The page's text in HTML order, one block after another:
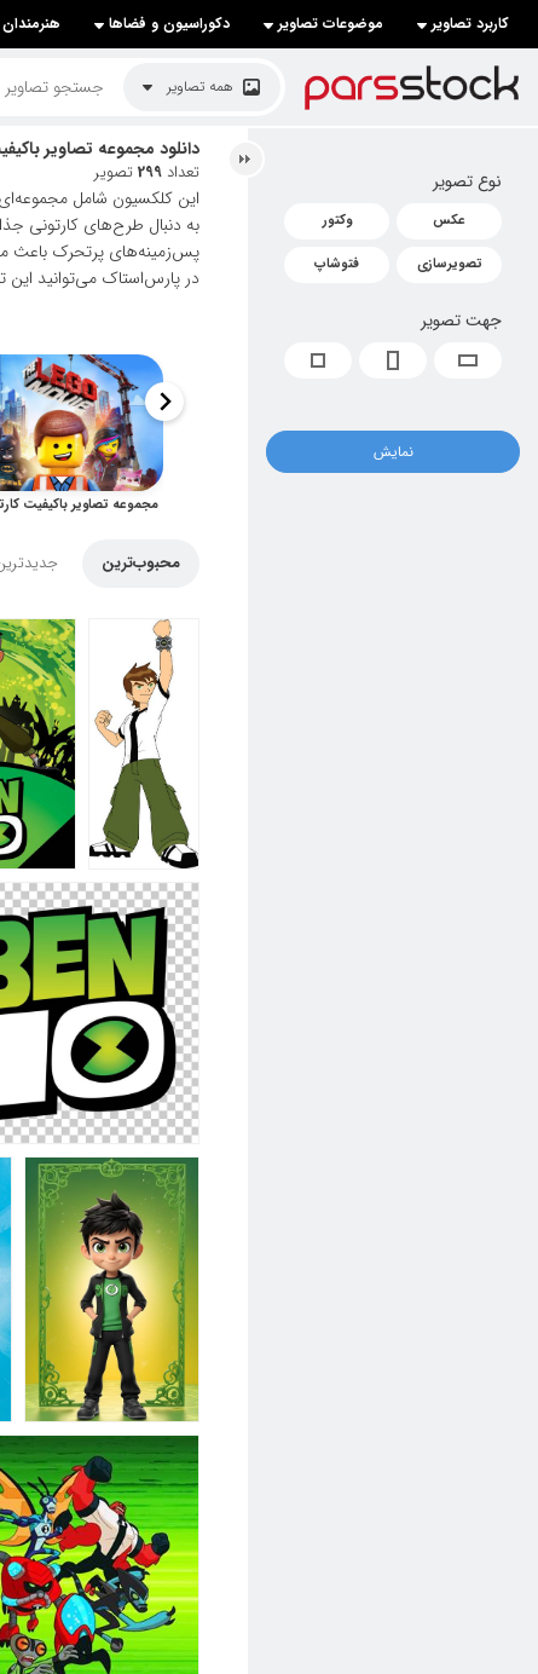
کاربرد تصاویر موضوعات تصاویر دکوراسیون و فضاها هنرمندان
همه تصاویر
دانلود مجموعه تصاویر
تعداد 299تصویر
این کلکسیون شامل مجموعه‌ای
به دنبال طرح‌های کارتونی
پس‌زمینه‌های پرتحرک باعث
در پارس‌استاک می‌توانید این
محبوب‌ترین
نوع تصویر
عکس وکتور
تصویرسازی فتوشاپ
جهت تصویر
نمایش
لیست قیمت ها
موضوعات تصاویر
دکوراسیون و فضاها
هنرمندان ایرانی
کسب درآمد از فروش تصاویر
021 28428845
تماس با ما
بلاگ پارس استاک